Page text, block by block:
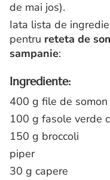
de mai jos).
Iata lista de
pentru reteta de
sampanie:
Ingrediente:
400 g file de somon
100 g fasole verde
150 g broccoli
piper
30 g capere